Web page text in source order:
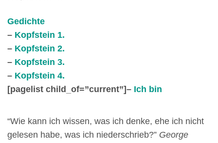
Gedichte
– Kopfstein 1.
– Kopfstein 2.
– Kopfstein 3.
– Kopfstein 4.
[pagelist child_of=”current”]– Ich bin
“Wie kann ich wissen, was ich denke, ehe ich nicht
gelesen habe, was ich niederschrieb?” George